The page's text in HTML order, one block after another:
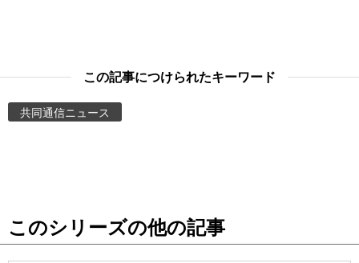
お知らせ
この記事につけられたキーワード
共同通信ニュース
このシリーズの他の記事